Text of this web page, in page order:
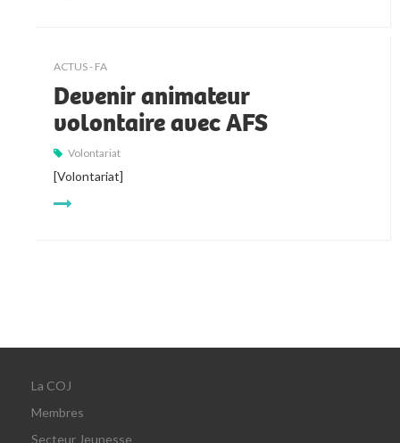
ACTUS - FA
Devenir animateur
volontaire avec AFS
Volontariat
[Volontariat]
La COJ
Membres
Secteur Jeunesse